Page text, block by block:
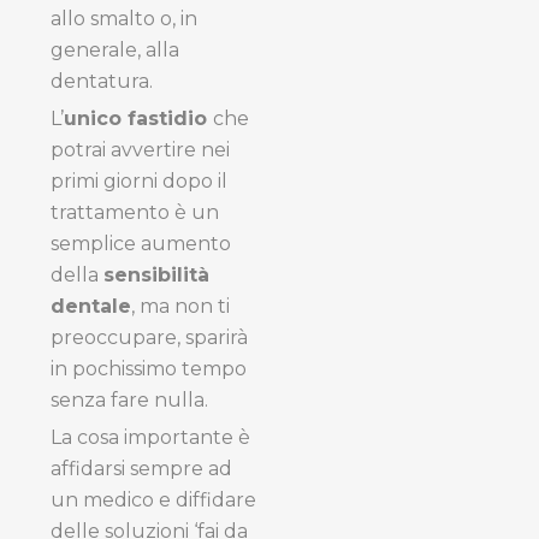
allo smalto o, in
generale, alla
dentatura.
L’unico fastidio che
potrai avvertire nei
primi giorni dopo il
trattamento è un
semplice aumento
della sensibilità
dentale, ma non ti
preoccupare, sparirà
in pochissimo tempo
senza fare nulla.
La cosa importante è
affidarsi sempre ad
un medico e diffidare
delle soluzioni ‘fai da